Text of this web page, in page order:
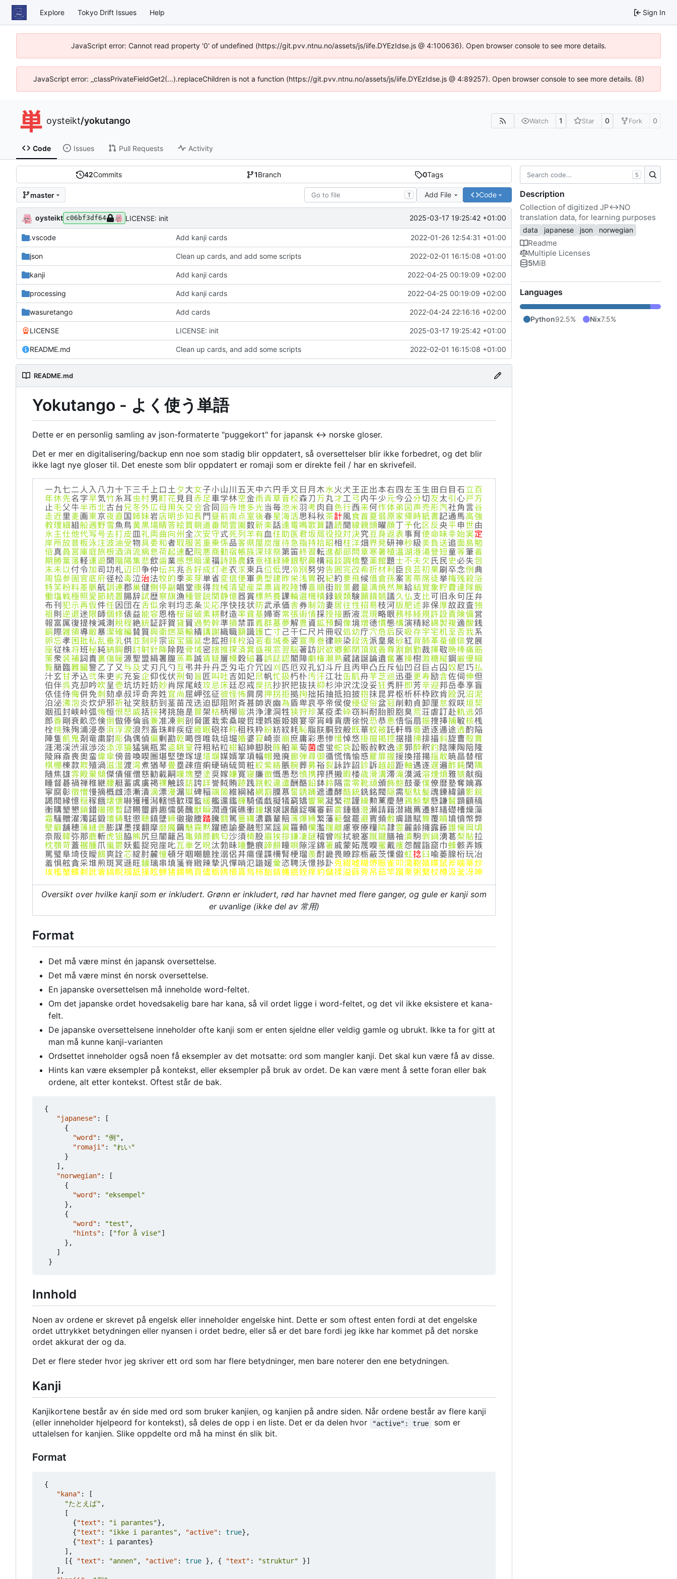
Explore Tokyo Drift Issues Help Sign In
JavaScript error: Cannot read property '0' of undefined (https://git.pvv.ntnu.no/assets/js/iife.DYEzIdse.js @ 4:100636). Open browser console to see more details.
JavaScript error: _classPrivateFieldGet2(...).replaceChildren is not a function (https://git.pvv.ntnu.no/assets/js/iife.DYEzIdse.js @ 4:89257). Open browser console to see more details. (8)
oysteikt/yokutango Watch 1 Star 0 Fork 0
Code Issues Pull Requests Activity
42Commits 1Branch 0Tags
master T Add File Code
oysteikt c06bf3df64 LICENSE: init 2025-03-17 19:25:42 +01:00
.vscode Add kanji cards 2022-01-26 12:54:31 +01:00
json Clean up cards, and add some scripts 2022-02-01 16:15:08 +01:00
kanji Add kanji cards 2022-04-25 00:19:09 +02:00
processing Add kanji cards 2022-04-25 00:19:09 +02:00
wasuretango Add cards 2022-04-24 22:16:16 +02:00
LICENSE LICENSE: init 2025-03-17 19:25:42 +01:00
README.md Clean up cards, and add some scripts 2022-02-01 16:15:08 +01:00
README.md
Yokutango - よく使う単語
Dette er en personlig samling av json-formaterte "puggekort" for japansk ↔ norske gloser.
Det er mer en digitalisering/backup enn noe som stadig blir oppdatert, så oversettelser blir ikke forbedret, og det blir
ikke lagt nye gloser til. Det eneste som blir oppdatert er romaji som er direkte feil / har en skrivefeil.
Oversikt over hvilke kanji som er inkludert. Grønn er inkludert, rød har havnet med flere ganger, og gule er kanji som
er uvanlige (ikke del av 常用)
Format
Det må være minst én japansk oversettelse.
Det må være minst én norsk oversettelse.
En japanske oversettelsen må inneholde word-feltet.
Om det japanske ordet hovedsakelig bare har kana, så vil ordet ligge i word-feltet, og det vil ikke eksistere et kana-
felt.
De japanske oversettelsene inneholder ofte kanji som er enten sjeldne eller veldig gamle og ubrukt. Ikke ta for gitt at
man må kunne kanji-varianten
Ordsettet inneholder også noen få eksempler av det motsatte: ord som mangler kanji. Det skal kun være få av disse.
Hints kan være eksempler på kontekst, eller eksempler på bruk av ordet. De kan være ment å sette foran eller bak
ordene, alt etter kontekst. Oftest står de bak.
{
"japanese" :
[
{
"word" : "例" ,
"romaji" :
"れい"
}
],
"norwegian" :
[
{
"word" :
"eksempel"
},
{
"word" : "test" ,
"hints" : [ "for å vise"]
},
]
}
Innhold
Noen av ordene er skrevet på engelsk eller inneholder engelske hint. Dette er som oftest enten fordi at det engelske
ordet uttrykket betydningen eller nyansen i ordet bedre, eller så er det bare fordi jeg ikke har kommet på det norske
ordet akkurat der og da.
Det er flere steder hvor jeg skriver ett ord som har flere betydninger, men bare noterer den ene betydningen.
Kanji
Kanjikortene består av én side med ord som bruker kanjien, og kanjien på andre siden. Når ordene består av flere kanji
(eller inneholder hjelpeord for kontekst), så deles de opp i en liste. Det er da delen hvor
"active": true
som er
uttalelsen for kanjien. Slike oppdelte ord må ha minst én slik bit.
Format
{
"kana" :
[
"たとえば" ,
[
{"text" : "i parantes"},
{"text" : "ikke i parantes" , "active" : true},
{"text" : i parantes}
],
[{
"text" : "annen" , "active" : true }, { "text" : "struktur"
}]
],
S
Description
Collection of digitized JP<->NO
translation data, for learning purposes
data japanese json norwegian
Readme
Multiple Licenses
5MiB
Languages
Python92.5% Nix7.5%